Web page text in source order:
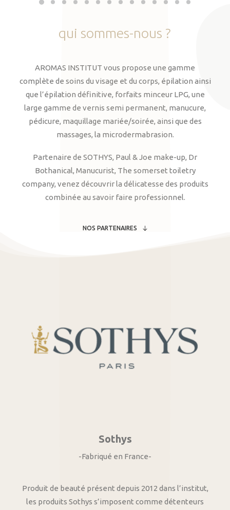
qui sommes-nous ?
AROMAS INSTITUT vous propose une gamme
complète de soins du visage et du corps, épilation ainsi
que l’épilation définitive, forfaits minceur LPG, une
large gamme de vernis semi permanent, manucure,
pédicure, maquillage mariée/soirée, ainsi que des
massages, la microdermabrasion.
Partenaire de SOTHYS, Paul & Joe make-up, Dr
Bothanical, Manucurist, The somerset toiletry
company, venez découvrir la délicatesse des produits
combinée au savoir faire professionnel.
NOS PARTENAIRES
Sothys
-Fabriqué en France-
Produit de beauté présent depuis 2012 dans l’institut,
les produits Sothys s’imposent comme détenteurs